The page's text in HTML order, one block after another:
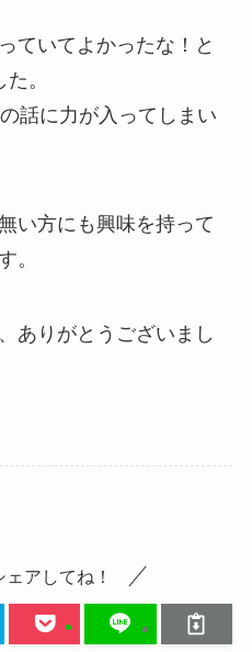
ていてよかったな！と
。
話に力が入ってしまい
い方にも興味を持って
。
ありがとうございまし
アしてね！